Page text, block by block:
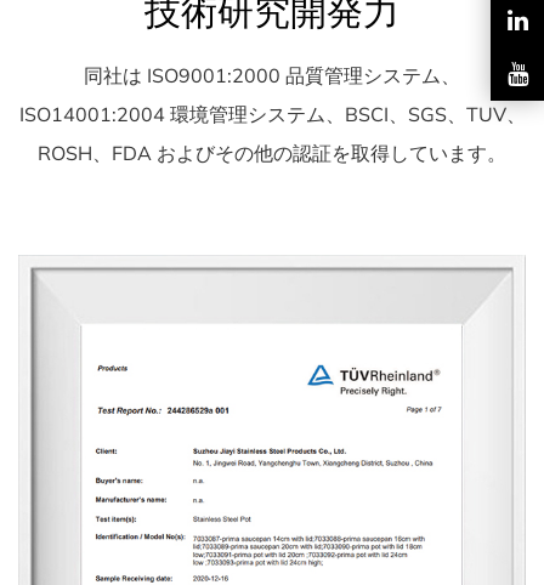
同社は ISO9001:2000 品質管理システム、
ISO14001:2004 環境管理システム、BSCI、SGS、TUV、
ROSH、FDA およびその他の認証を取得しています。